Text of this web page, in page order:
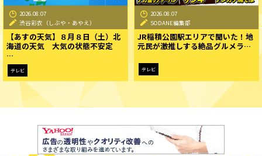
2026.08.07
渋谷彩衣（しぶや・あやえ）
【あすの天気】８月８日（土）北
海道の天気 大気の状態不安定
…
テレビ
2026.08.07
SODANE編集部
JR稲積公園駅エリアで聞いた！地
元民が激推しする絶品グルメラ…
テレビ